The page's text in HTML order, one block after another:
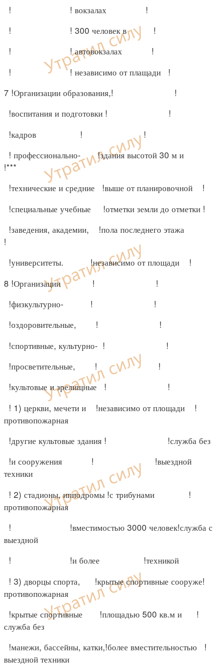
! ! вокзалах !
! ! 300 человек в !
! ! автовокзалах !
! ! независимо от плащади !
7 !Организации образования,! !
!воспитания и подготовки ! !
!кадров ! !
! профессионально- !здания высотой 30 м и
!***
!технические и средние !выше от планировочной !
!специальные учебные !отметки земли до отметки !
!заведения, академии, !пола последнего этажа
!
!университеты. !независимо от площади !
8 !Организации ! !
!физкультурно- ! !
!оздоровительные, ! !
!спортивные, культурно- ! !
!просветительные, ! !
!культовые и зрелищные ! !
! 1) церкви, мечети и !независимо от площади !
противопожарная
!другие культовые здания ! !служба без
!и сооружения ! !выездной
техники
! 2) стадионы, ипподромы !с трибунами !
противопожарная
! !вместимостью 3000 человек!служба с
выездной
! !и более !техникой
! 3) дворцы спорта, !крытые спортивные сооруже!
противопожарная
!крытые спортивные !площадью 500 кв.м и !
служба без
!манежи, бассейны, катки,!более вместительностью !
выездной техники